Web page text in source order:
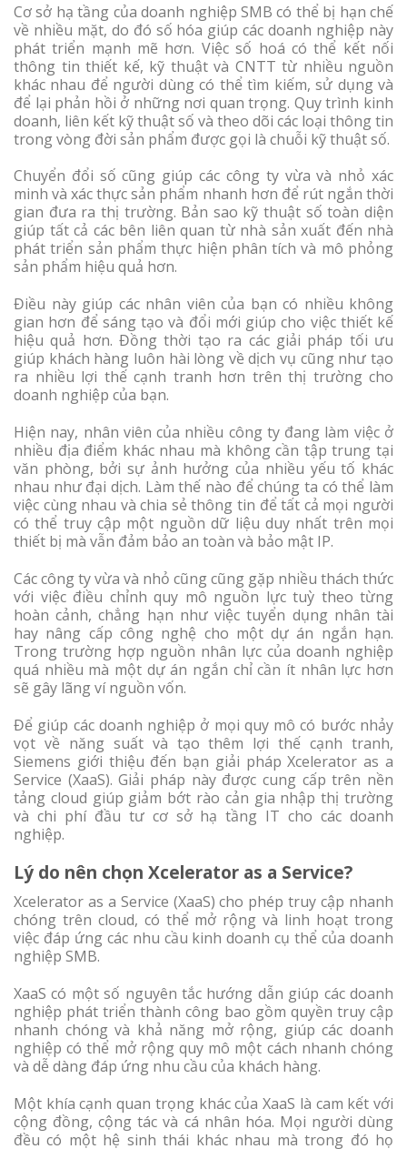
Cơ sở hạ tầng của doanh nghiệp SMB có thể bị hạn chế
về nhiều mặt, do đó số hóa giúp các doanh nghiệp này
phát triển mạnh mẽ hơn. Việc số hoá có thể kết nối
thông tin thiết kế, kỹ thuật và CNTT từ nhiều nguồn
khác nhau để người dùng có thể tìm kiếm, sử dụng và
để lại phản hồi ở những nơi quan trọng. Quy trình kinh
doanh, liên kết kỹ thuật số và theo dõi các loại thông tin
trong vòng đời sản phẩm được gọi là chuỗi kỹ thuật số.
Chuyển đổi số cũng giúp các công ty vừa và nhỏ xác
minh và xác thực sản phẩm nhanh hơn để rút ngắn thời
gian đưa ra thị trường. Bản sao kỹ thuật số toàn diện
giúp tất cả các bên liên quan từ nhà sản xuất đến nhà
phát triển sản phẩm thực hiện phân tích và mô phỏng
sản phẩm hiệu quả hơn.
Điều này giúp các nhân viên của bạn có nhiều không
gian hơn để sáng tạo và đổi mới giúp cho việc thiết kế
hiệu quả hơn. Đồng thời tạo ra các giải pháp tối ưu
giúp khách hàng luôn hài lòng về dịch vụ cũng như tạo
ra nhiều lợi thế cạnh tranh hơn trên thị trường cho
doanh nghiệp của bạn.
Hiện nay, nhân viên của nhiều công ty đang làm việc ở
nhiều địa điểm khác nhau mà không cần tập trung tại
văn phòng, bởi sự ảnh hưởng của nhiều yếu tố khác
nhau như đại dịch. Làm thế nào để chúng ta có thể làm
việc cùng nhau và chia sẻ thông tin để tất cả mọi người
có thể truy cập một nguồn dữ liệu duy nhất trên mọi
thiết bị mà vẫn đảm bảo an toàn và bảo mật IP.
Các công ty vừa và nhỏ cũng cũng gặp nhiều thách thức
với việc điều chỉnh quy mô nguồn lực tuỳ theo từng
hoàn cảnh, chẳng hạn như việc tuyển dụng nhân tài
hay nâng cấp công nghệ cho một dự án ngắn hạn.
Trong trường hợp nguồn nhân lực của doanh nghiệp
quá nhiều mà một dự án ngắn chỉ cần ít nhân lực hơn
sẽ gây lãng ví nguồn vốn.
Để giúp các doanh nghiệp ở mọi quy mô có bước nhảy
vọt về năng suất và tạo thêm lợi thế cạnh tranh,
Siemens giới thiệu đến bạn giải pháp Xcelerator as a
Service (XaaS). Giải pháp này được cung cấp trên nền
tảng cloud giúp giảm bớt rào cản gia nhập thị trường
và chi phí đầu tư cơ sở hạ tầng IT cho các doanh
nghiệp.
Lý do nên chọn Xcelerator as a Service?
Xcelerator as a Service (XaaS) cho phép truy cập nhanh
chóng trên cloud, có thể mở rộng và linh hoạt trong
việc đáp ứng các nhu cầu kinh doanh cụ thể của doanh
nghiệp SMB.
XaaS có một số nguyên tắc hướng dẫn giúp các doanh
nghiệp phát triển thành công bao gồm quyền truy cập
nhanh chóng và khả năng mở rộng, giúp các doanh
nghiệp có thể mở rộng quy mô một cách nhanh chóng
và dễ dàng đáp ứng nhu cầu của khách hàng.
Một khía cạnh quan trọng khác của XaaS là cam kết với
cộng đồng, cộng tác và cá nhân hóa. Mọi người dùng
đều có một hệ sinh thái khác nhau mà trong đó họ